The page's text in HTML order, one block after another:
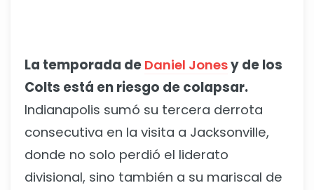
La temporada de Daniel Jonesy de los
Colts está en riesgo de colapsar.
Indianapolis sumó su tercera derrota
consecutiva en la visita a Jacksonville,
donde no solo perdió el liderato
divisional, sino también a su mariscal de